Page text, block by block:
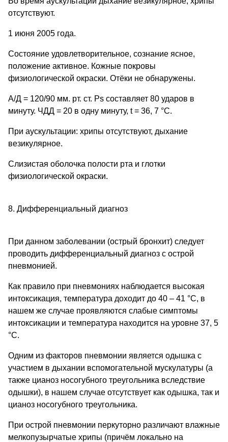
отсутствуют.
1 июня 2005 года.
Состояние удовлетворительное, сознание ясное,
положение активное. Кожные покровы
физиологической окраски. Отёки не обнаружены.
А/Д = 120/90 мм. рт. ст. Рs составляет 80 ударов в
минуту. ЧДД = 20 в одну минуту, t = 36, 7 °С.
При аускультации: хрипы отсутствуют, дыхание
везикулярное.
Слизистая оболочка полости рта и глотки
физиологической окраски.
8. Дифференциальный диагноз
При данном заболевании (острый бронхит) следует
проводить дифференциальный диагноз с острой
пневмонией.
Как правило при пневмониях наблюдается высокая
интоксикация, температура доходит до 40 – 41 °С, в
нашем же случае проявляются слабые симптомы
интоксикации и температура находится на уровне 37, 5
°С.
Одним из факторов пневмонии является одышка с
участием в дыхании вспомогательной мускулатуры (а
также цианоз носогубного треугольника вследствие
одышки), в нашем случае отсутствует как одышка, так и
цианоз носогубного треугольника.
При острой пневмонии перкуторно различают влажные
мелкопузырчатые хрипы (причём локально на